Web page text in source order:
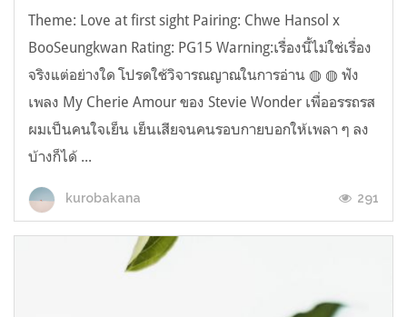
Theme: Love at first sight Pairing: Chwe Hansol x
BooSeungkwan Rating: PG15 Warning:เรื่องนี้ไม่ใช่เรื่อง
จริงแต่อย่างใด โปรดใช้วิจารณญาณในการอ่าน ◍ ◍ ฟัง
เพลง My Cherie Amour ของ Stevie Wonder เพื่ออรรถรส
ผมเป็นคนใจเย็น เย็นเสียจนคนรอบกายบอกให้เพลา ๆ ลง
บ้างก็ได้ ...
kurobakana 291